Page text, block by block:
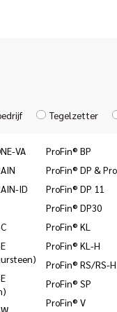
Tegelzetter
VA
ID
ProFin® BP
ProFin® DP &
ProFin® DP 11
ProFin® DP30
ProFin® KL
ProFin® KL-H
ProFin® RS/RS-H
ProFin® SP
ProFin® V